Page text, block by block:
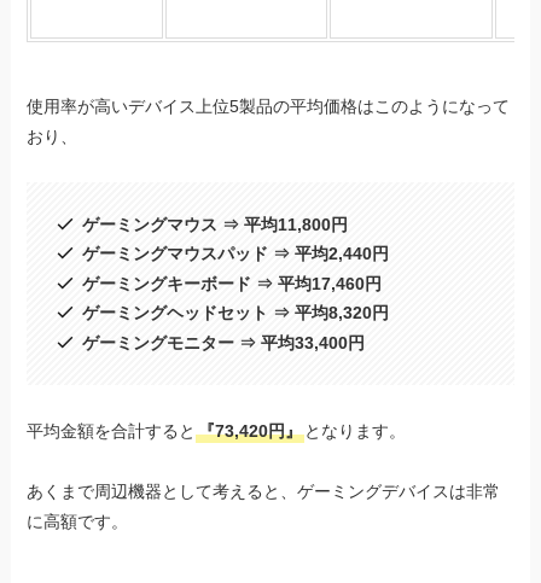
使用率が高いデバイス上位5製品の平均価格はこのようになって
おり、
ゲーミングマウス ⇒ 平均11,800円
ゲーミングマウスパッド ⇒ 平均2,440円
ゲーミングキーボード ⇒ 平均17,460円
ゲーミングヘッドセット ⇒ 平均8,320円
ゲーミングモニター ⇒ 平均33,400円
平均金額を合計すると『73,420円』 となります。
あくまで周辺機器として考えると、ゲーミングデバイスは非常
に高額です。